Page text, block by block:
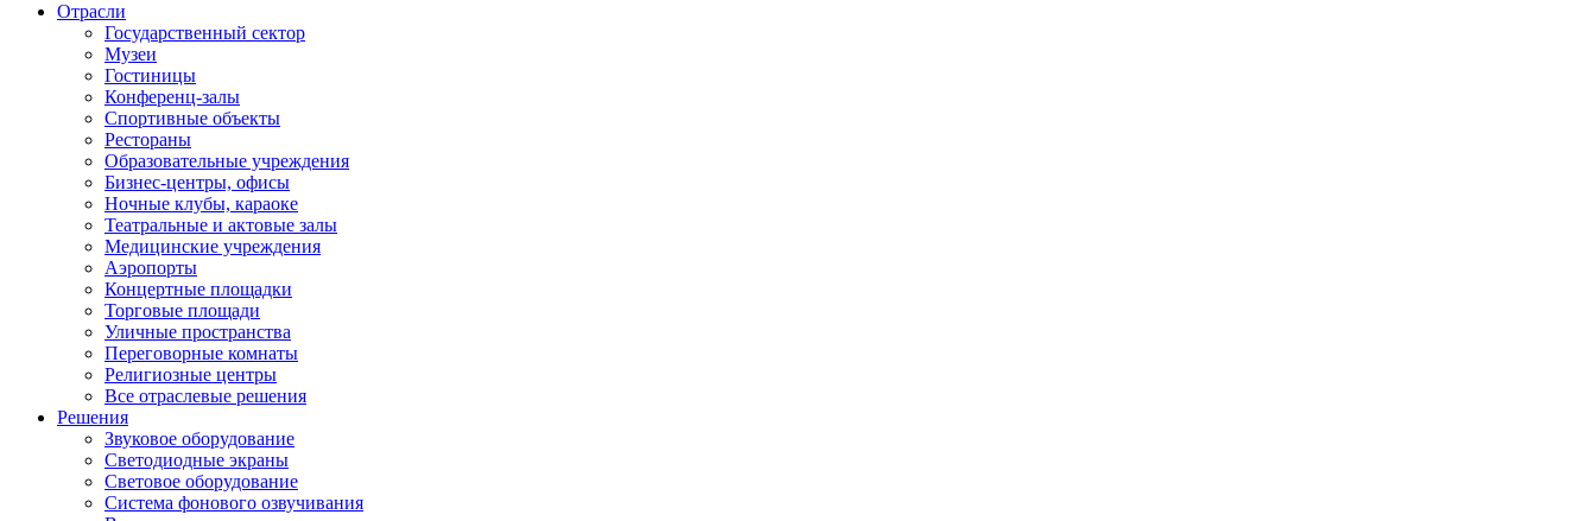
Отрасли
Государственный сектор
Музеи
Гостиницы
Конференц-залы
Спортивные объекты
Рестораны
Образовательные учреждения
Бизнес-центры, офисы
Ночные клубы, караоке
Театральные и актовые залы
Медицинские учреждения
Аэропорты
Концертные площадки
Торговые площади
Уличные пространства
Переговорные комнаты
Религиозные центры
Все отраслевые решения
Решения
Звуковое оборудование
Светодиодные экраны
Световое оборудование
Система фонового озвучивания